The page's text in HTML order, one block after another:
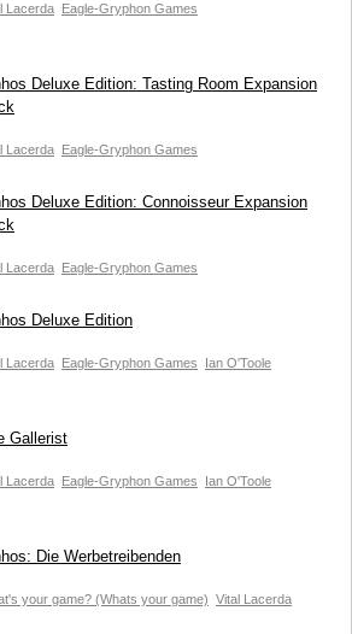
Lacerda Eagle-Gryphon Games
Deluxe Edition: Tasting Room Expansion
Lacerda Eagle-Gryphon Games
Deluxe Edition: Connoisseur Expansion
Lacerda Eagle-Gryphon Games
Deluxe Edition
Lacerda Eagle-Gryphon Games Ian O'Toole
Gallerist
Lacerda Eagle-Gryphon Games Ian O'Toole
Die Werbetreibenden
your game? (Whats your game) Vital Lacerda